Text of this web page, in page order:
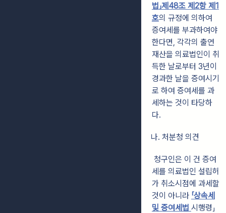
법」제48조 제2항 제1
호의 규정에 의하여
증여세를 부과하여야
한다면, 각각의 출연
재산을 의료법인이 취
득한 날로부터 3년이
경과한 날을 증여시기
로 하여 증여세를 과
세하는 것이 타당하
다.
나. 처분청 의견
청구인은 이 건 증여
세를 의료법인 설립허
가 취소시점에 과세할
것이 아니라 「상속세
및 증여세법 시행령」